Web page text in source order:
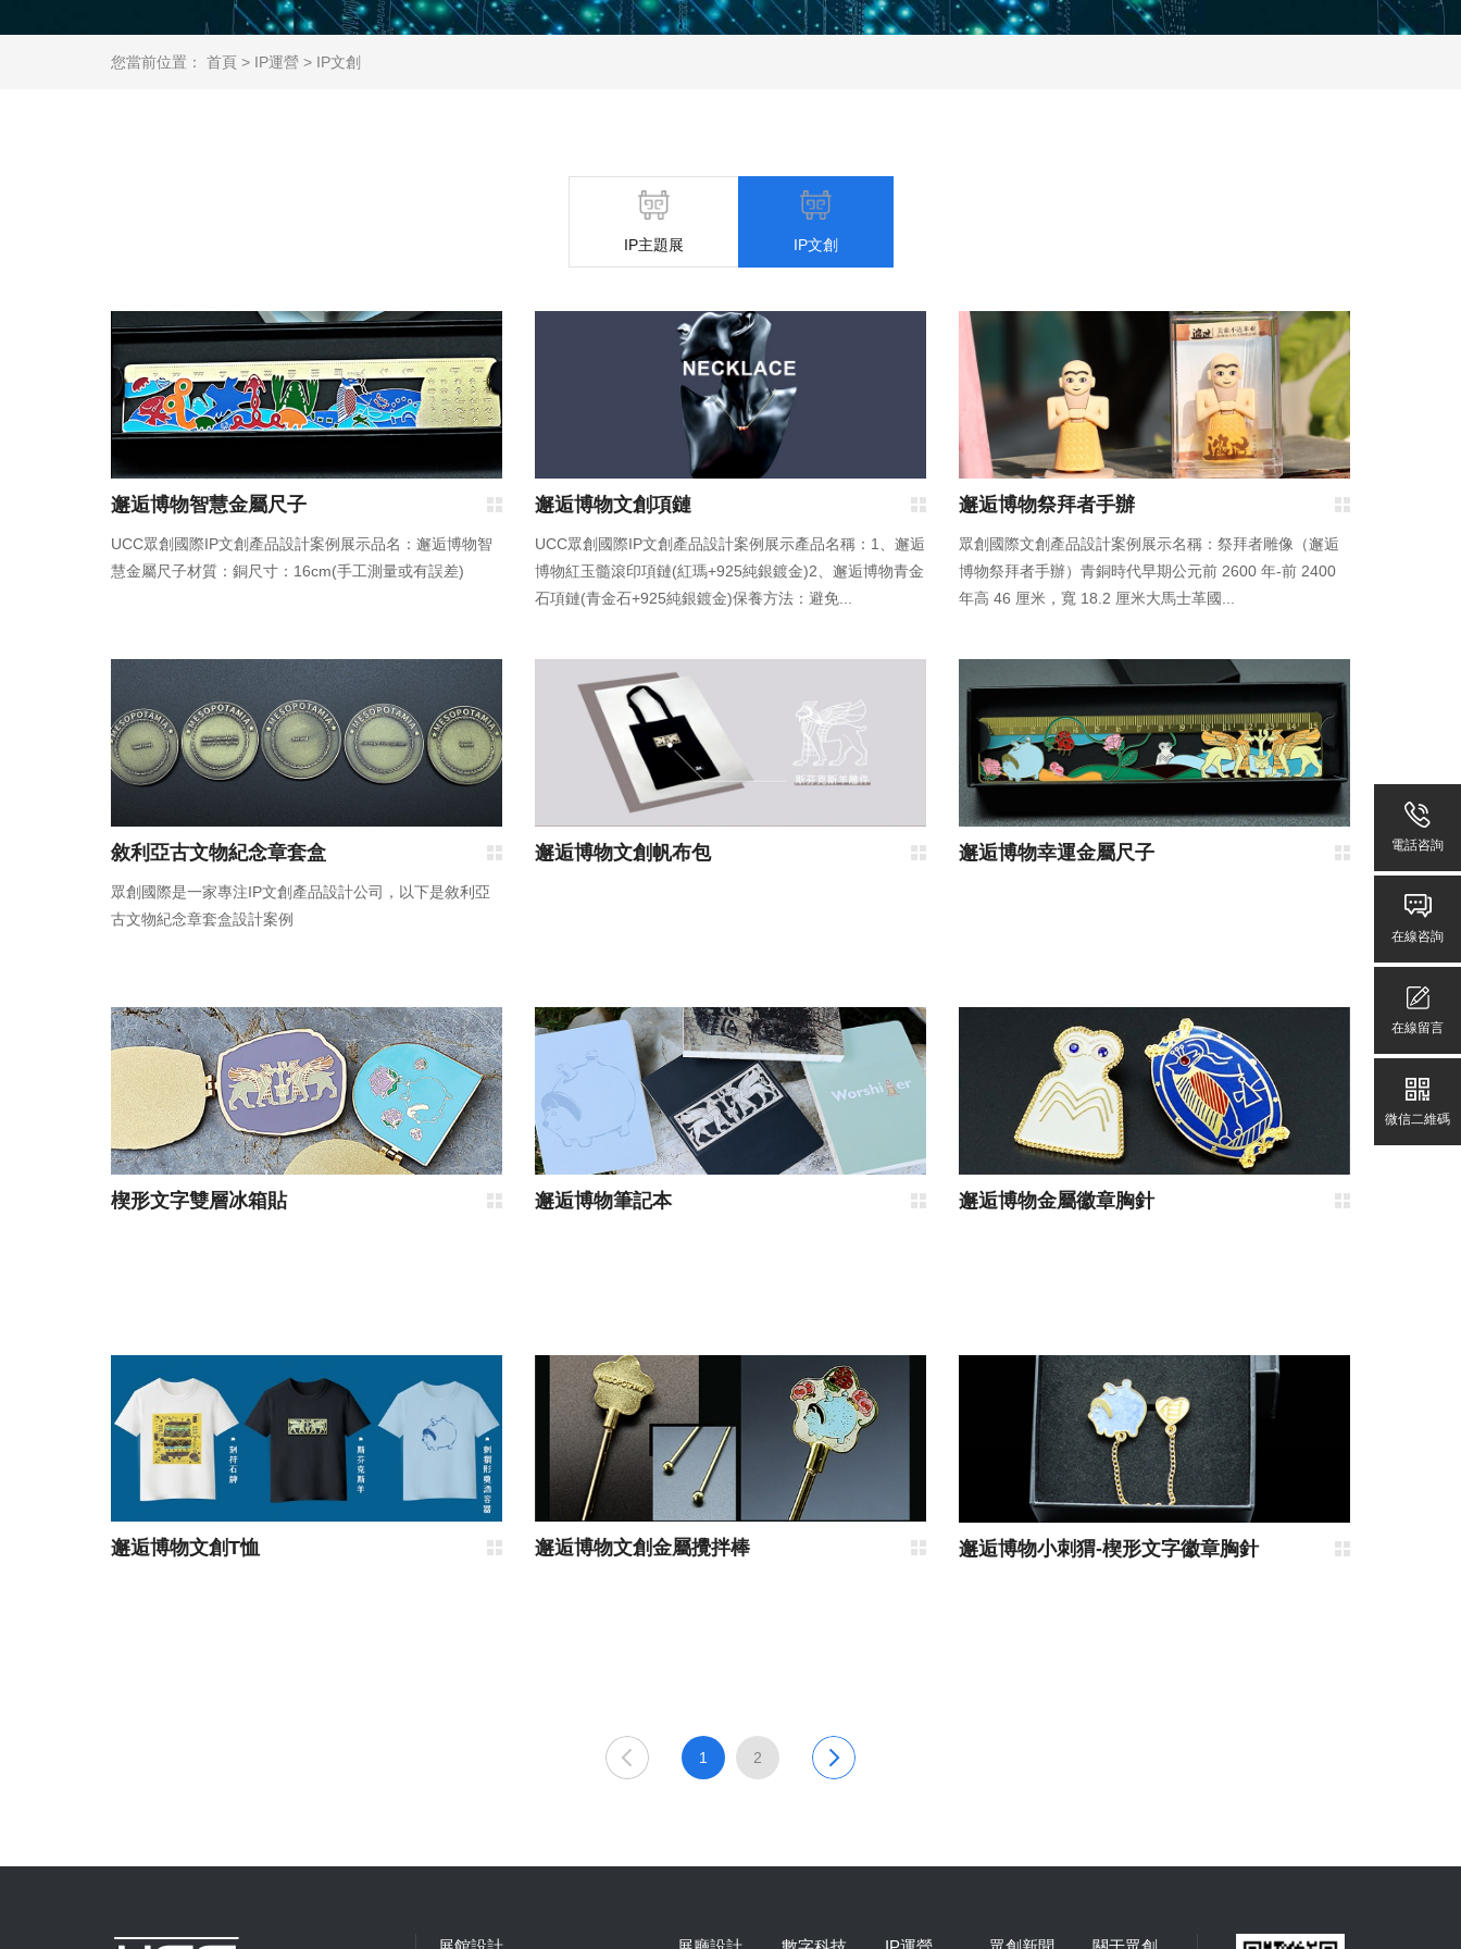
您當前位置： 首頁 > IP運營 > IP文創
IP主題展 IP文創
邂逅博物智慧金屬尺子
UCC眾創國際IP文創產品設計案例展示品名：邂逅博物智
慧金屬尺子材質：銅尺寸：16cm(手工測量或有誤差)
邂逅博物文創項鏈
UCC眾創國際IP文創產品設計案例展示產品名稱：1、邂逅
博物紅玉髓滾印項鏈(紅瑪+925純銀鍍金)2、邂逅博物青金
石項鏈(青金石+925純銀鍍金)保養方法：避免...
邂逅博物祭拜者手辦
眾創國際文創產品設計案例展示名稱：祭拜者雕像（邂逅
博物祭拜者手辦）青銅時代早期公元前 2600 年-前 2400
年高 46 厘米，寬 18.2 厘米大馬士革國...
敘利亞古文物紀念章套盒
眾創國際是一家專注IP文創產品設計公司，以下是敘利亞
古文物紀念章套盒設計案例
邂逅博物文創帆布包 邂逅博物幸運金屬尺子
楔形文字雙層冰箱貼 邂逅博物筆記本 邂逅博物金屬徽章胸針
邂逅博物文創T恤 邂逅博物文創金屬攪拌棒 邂逅博物小刺猬-楔形文字徽章胸針
1 2
電話咨詢
在線咨詢
在線留言
微信二維碼